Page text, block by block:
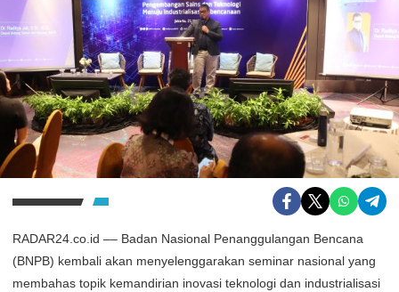
RADAR24.co.id –– Badan Nasional Penanggulangan Bencana
(BNPB) kembali akan menyelenggarakan seminar nasional yang
membahas topik kemandirian inovasi teknologi dan industrialisasi